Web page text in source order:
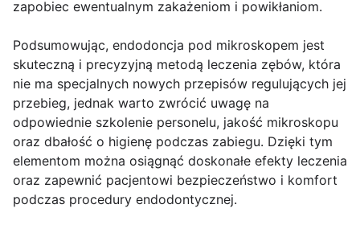
zapobiec ewentualnym zakażeniom i powikłaniom.
Podsumowując, endodoncja pod mikroskopem jest
skuteczną i precyzyjną metodą leczenia zębów, która
nie ma specjalnych nowych przepisów regulujących jej
przebieg, jednak warto zwrócić uwagę na
odpowiednie szkolenie personelu, jakość mikroskopu
oraz dbałość o higienę podczas zabiegu. Dzięki tym
elementom można osiągnąć doskonałe efekty leczenia
oraz zapewnić pacjentowi bezpieczeństwo i komfort
podczas procedury endodontycznej.